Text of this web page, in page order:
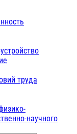
труда
научного